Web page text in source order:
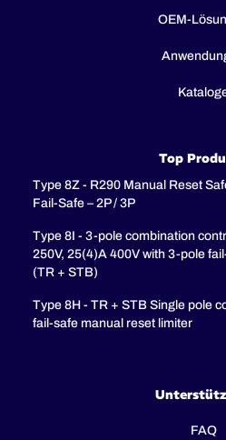
OEM-
Top
Type 8Z - R290 Manual Reset
Fail-Safe – 2P / 3P
Type 8I - 3-pole combination
250V, 25(4)A 400V with 3-pole
(TR + STB)
Type 8H - TR + STB Single pole
fail-safe manual reset limiter
FAQ